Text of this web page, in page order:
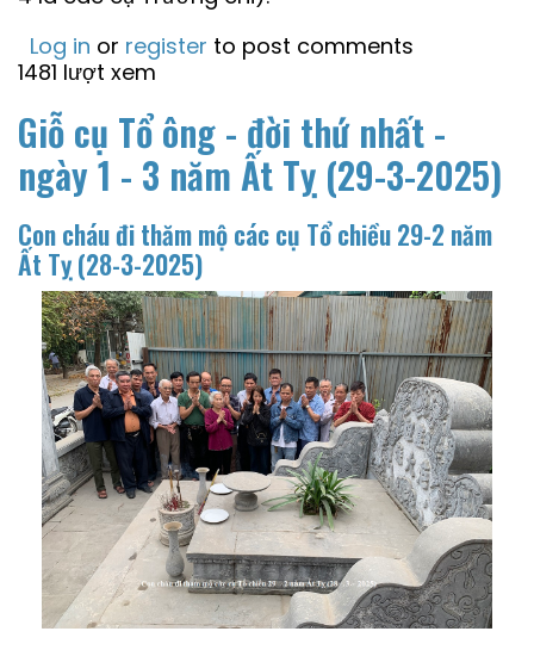
Log in or register to post comments
1481 lượt xem
Giỗ cụ Tổ ông - đời thứ nhất -
ngày 1 - 3 năm Ất Tỵ (29-3-2025)
Con cháu đi thăm mộ các cụ Tổ chiều 29-2 năm
Ất Tỵ (28-3-2025)